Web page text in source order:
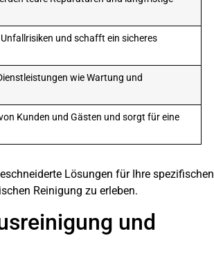
und schafft ein sicheres
wie Wartung und
Kunden und Gästen und sorgt für eine
Lösungen für Ihre spezifischen
Reinigung zu erleben.
und